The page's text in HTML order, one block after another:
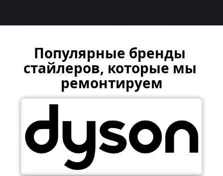
Популярные бренды
стайлеров, которые мы
ремонтируем